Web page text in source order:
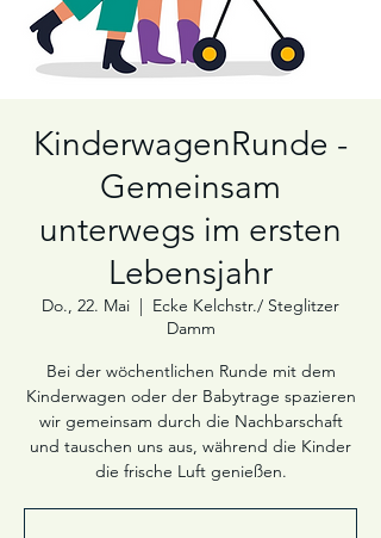
KinderwagenRunde -
Gemeinsam
unterwegs im ersten
Lebensjahr
Do., 22. Mai
  |
Ecke Kelchstr./ Steglitzer
Damm
Bei der wöchentlichen Runde mit dem
Kinderwagen oder der Babytrage spazieren
wir gemeinsam durch die Nachbarschaft
und tauschen uns aus, während die Kinder
die frische Luft genießen.